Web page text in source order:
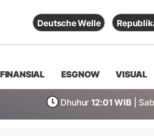
Deutsche Welle
ESGNOW VISUAL
Dhuhur 12:01 WIB |